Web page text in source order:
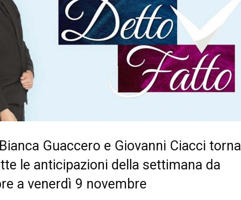
Guaccero e Giovanni Ciacci torna
le anticipazioni della settimana da
a venerdì 9 novembre